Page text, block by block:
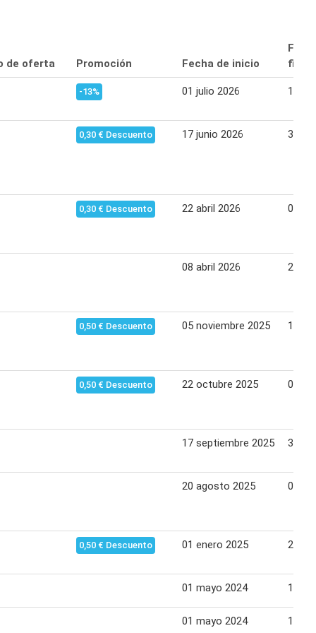
de oferta Promoción Fecha de inicio
-13% 01 julio 2026 14
0,30 € Descuento 17 junio 2026 30
0,30 € Descuento 22 abril 2026 05
08 abril 2026 21
0,50 € Descuento 05 noviembre 2025 18
0,50 € Descuento 22 octubre 2025 04
17 septiembre 2025 30
20 agosto 2025 02
0,50 € Descuento 01 enero 2025 21
01 mayo 2024 14
01 mayo 2024 14